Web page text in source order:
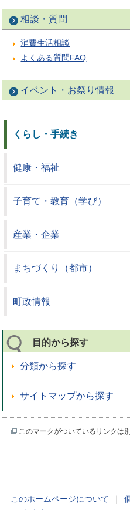
相談・質問
消費生活相談
よくある質問FAQ
イベント・お祭り情報
くらし・手続き
健康・福祉
子育て・教育（学び）
産業・企業
まちづくり（都市）
町政情報
目的から探す
分類から探す
サイトマップから探す
このマークがついているリンクは
このホームページについて